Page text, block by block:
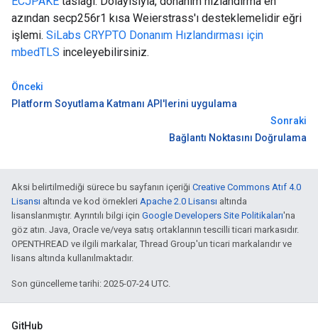
azından secp256r1 kısa Weierstrass'ı desteklemelidir eğri
işlemi. SiLabs CRYPTO Donanım Hızlandırması için
mbedTLS inceleyebilirsiniz.
Önceki
Platform Soyutlama Katmanı API'lerini uygulama
Sonraki
Bağlantı Noktasını Doğrulama
Aksi belirtilmediği sürece bu sayfanın içeriği Creative Commons Atıf 4.0
Lisansı altında ve kod örnekleri Apache 2.0 Lisansı altında
lisanslanmıştır. Ayrıntılı bilgi için Google Developers Site Politikaları'na
göz atın. Java, Oracle ve/veya satış ortaklarının tescilli ticari markasıdır.
OPENTHREAD ve ilgili markalar, Thread Group'un ticari markalarıdır ve
lisans altında kullanılmaktadır.
Son güncelleme tarihi: 2025-07-24 UTC.
GitHub